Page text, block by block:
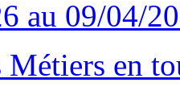
au 09/04/
Métiers en